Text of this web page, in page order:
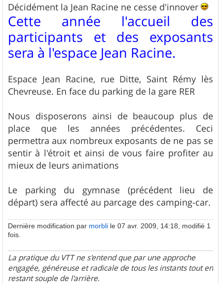
s
s
a
g
e
Décidément la Jean Racine ne cesse d'innover
Cette année l'accueil des
participants et des exposants
sera à l'espace Jean Racine.
Espace Jean Racine, rue Ditte, Saint Rémy lès
Chevreuse. En face du parking de la gare RER
Nous disposerons ainsi de beaucoup plus de
place que les années précédentes. Ceci
permettra aux nombreux exposants de ne pas se
sentir à l'étroit et ainsi de vous faire profiter au
mieux de leurs animations
Le parking du gymnase (précédent lieu de
départ) sera affecté au parcage des camping-car.
Dernière modification par morbli le 07 avr. 2009, 14:18, modifié 1
fois.
La pratique du VTT ne s'entend que par une approche
engagée, généreuse et radicale de tous les instants tout en
restant souple de l'arrière.